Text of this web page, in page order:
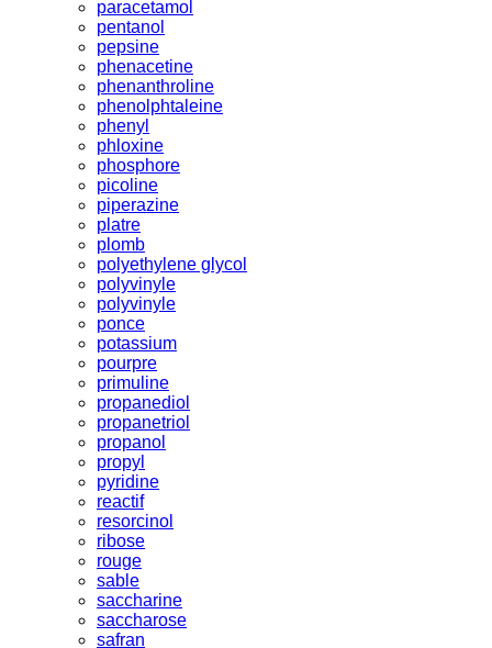
paracetamol
pentanol
pepsine
phenacetine
phenanthroline
phenolphtaleine
phenyl
phloxine
phosphore
picoline
piperazine
platre
plomb
polyethylene glycol
polyvinyle
polyvinyle
ponce
potassium
pourpre
primuline
propanediol
propanetriol
propanol
propyl
pyridine
reactif
resorcinol
ribose
rouge
sable
saccharine
saccharose
safran